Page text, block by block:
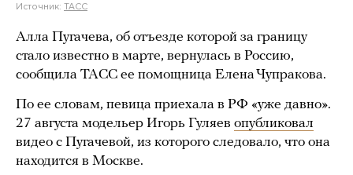
Источник: ТАСС
Алла Пугачева, об отъезде которой за границу
стало известно в марте, вернулась в Россию,
сообщила ТАСС ее помощница Елена Чупракова.
По ее словам, певица приехала в РФ «уже давно».
27 августа модельер Игорь Гуляев опубликовал
видео с Пугачевой, из которого следовало, что она
находится в Москве.